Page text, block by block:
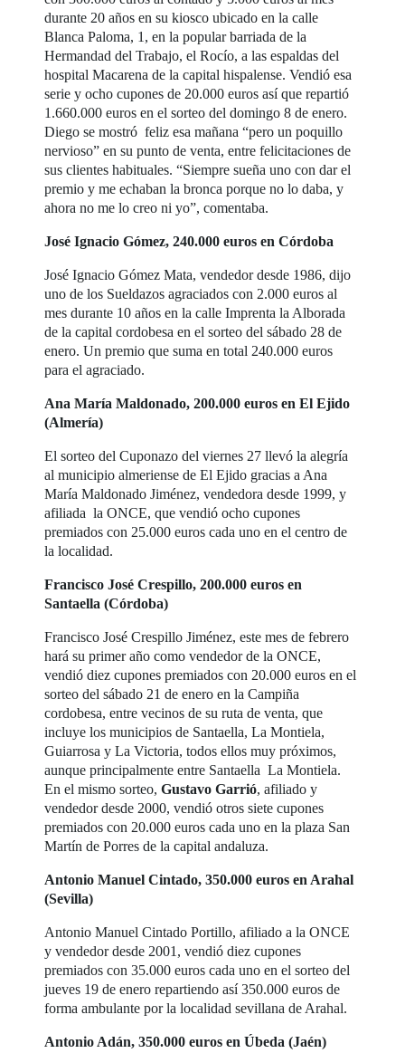
durante 20 años en su kiosco ubicado en la calle
Blanca Paloma, 1, en la popular barriada de la
Hermandad del Trabajo, el Rocío, a las espaldas del
hospital Macarena de la capital hispalense. Vendió esa
serie y ocho cupones de 20.000 euros así que repartió
1.660.000 euros en el sorteo del domingo 8 de enero.
Diego se mostró feliz esa mañana “pero un poquillo
nervioso” en su punto de venta, entre felicitaciones de
sus clientes habituales. “Siempre sueña uno con dar el
premio y me echaban la bronca porque no lo daba, y
ahora no me lo creo ni yo”, comentaba.
José Ignacio Gómez, 240.000 euros en Córdoba
José Ignacio Gómez Mata, vendedor desde 1986, dijo
uno de los Sueldazos agraciados con 2.000 euros al
mes durante 10 años en la calle Imprenta la Alborada
de la capital cordobesa en el sorteo del sábado 28 de
enero. Un premio que suma en total 240.000 euros
para el agraciado.
Ana María Maldonado, 200.000 euros en El Ejido
(Almería)
El sorteo del Cuponazo del viernes 27 llevó la alegría
al municipio almeriense de El Ejido gracias a Ana
María Maldonado Jiménez, vendedora desde 1999, y
afiliada la ONCE, que vendió ocho cupones
premiados con 25.000 euros cada uno en el centro de
la localidad.
Francisco José Crespillo, 200.000 euros en
Santaella (Córdoba)
Francisco José Crespillo Jiménez, este mes de febrero
hará su primer año como vendedor de la ONCE,
vendió diez cupones premiados con 20.000 euros en el
sorteo del sábado 21 de enero en la Campiña
cordobesa, entre vecinos de su ruta de venta, que
incluye los municipios de Santaella, La Montiela,
Guiarrosa y La Victoria, todos ellos muy próximos,
aunque principalmente entre Santaella La Montiela.
En el mismo sorteo,Gustavo Garrió, afiliado y
vendedor desde 2000, vendió otros siete cupones
premiados con 20.000 euros cada uno en la plaza San
Martín de Porres de la capital andaluza.
Antonio Manuel Cintado, 350.000 euros en Arahal
(Sevilla)
Antonio Manuel Cintado Portillo, afiliado a la ONCE
y vendedor desde 2001, vendió diez cupones
premiados con 35.000 euros cada uno en el sorteo del
jueves 19 de enero repartiendo así 350.000 euros de
forma ambulante por la localidad sevillana de Arahal.
Antonio Adán, 350.000 euros en Úbeda (Jaén)